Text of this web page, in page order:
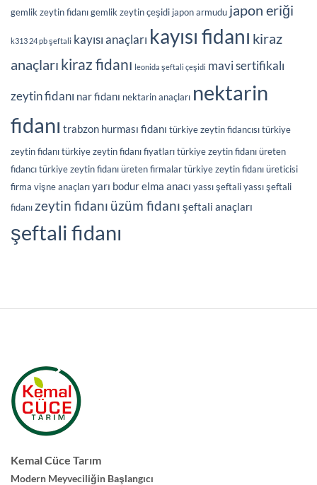
gemlik zeytin fidanıgemlik zeytin çeşidi japon armudu japon eriği
k313 24 pb şeftali kayısı anaçları kayısı fidanı kiraz
anaçları kiraz fidanı leonida şeftali çeşidi mavi sertifikalı
zeytin fidanı nar fidanı nektarin anaçları nektarin
fidanı trabzon hurması fidanı türkiye zeytin fidancısıtürkiye
zeytin fidanıtürkiye zeytin fidanı fiyatlarıtürkiye zeytin fidanı üreten
fidancıtürkiye zeytin fidanı üreten firmalartürkiye zeytin fidanı üreticisi
firma vişne anaçlarıyarı bodur elma anacı yassı şeftaliyassı şeftali
fidanı zeytin fidanı üzüm fidanı şeftali anaçları
şeftali fidanı
Kemal Cüce Tarım
Modern Meyveciliğin Başlangıcı